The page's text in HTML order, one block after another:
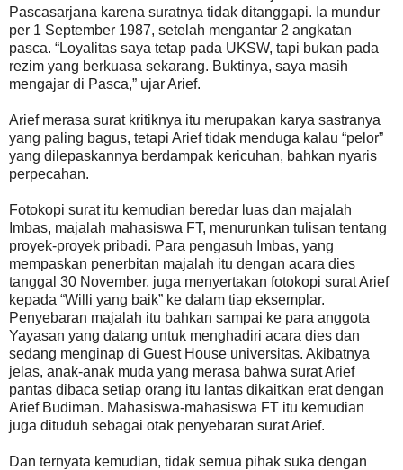
Pascasarjana karena suratnya tidak ditanggapi. Ia mundur
per 1 September 1987, setelah mengantar 2 angkatan
pasca. “Loyalitas saya tetap pada UKSW, tapi bukan pada
rezim yang berkuasa sekarang. Buktinya, saya masih
mengajar di Pasca,” ujar Arief.
Arief merasa surat kritiknya itu merupakan karya sastranya
yang paling bagus, tetapi Arief tidak menduga kalau “pelor”
yang dilepaskannya berdampak kericuhan, bahkan nyaris
perpecahan.
Fotokopi surat itu kemudian beredar luas dan majalah
Imbas, majalah mahasiswa FT, menurunkan tulisan tentang
proyek-proyek pribadi. Para pengasuh Imbas, yang
mempaskan penerbitan majalah itu dengan acara dies
tanggal 30 November, juga menyertakan fotokopi surat Arief
kepada “Willi yang baik” ke dalam tiap eksemplar.
Penyebaran majalah itu bahkan sampai ke para anggota
Yayasan yang datang untuk menghadiri acara dies dan
sedang menginap di Guest House universitas. Akibatnya
jelas, anak-anak muda yang merasa bahwa surat Arief
pantas dibaca setiap orang itu lantas dikaitkan erat dengan
Arief Budiman. Mahasiswa-mahasiswa FT itu kemudian
juga dituduh sebagai otak penyebaran surat Arief.
Dan ternyata kemudian, tidak semua pihak suka dengan